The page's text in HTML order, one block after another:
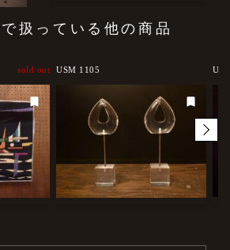
扱っている他の商品
sold out USM 1105